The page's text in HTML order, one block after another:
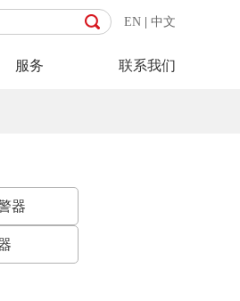
EN 中文
服务 联系我们
器